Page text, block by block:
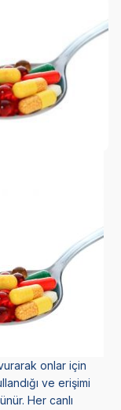
onlar için
ve erişimi
Her canlı